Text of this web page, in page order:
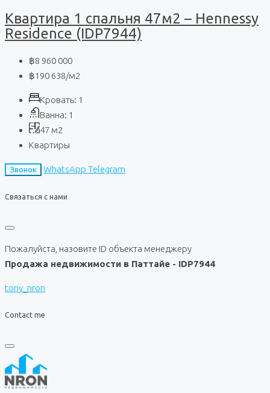
Квартира 1 спальня 47м2 – Hennessy
Residence (IDP7944)
฿8 960 000
฿190 638/м2
Кровать: 1
Ванна: 1
47 м2
Квартиры
Звонок WhatsApp Telegram
Связаться с нами
Пожалуйста, назовите ID объекта менеджеру
Продажа недвижимости в Паттайе - IDP7944
tony_nron
Contact me